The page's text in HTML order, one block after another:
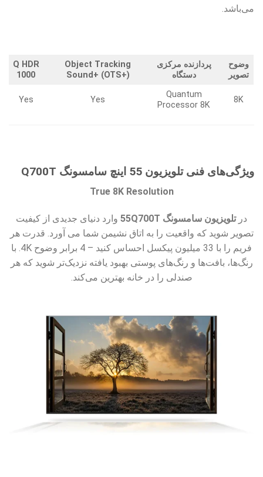
می‌باشد.
وضوح
تصویر
پردازنده مرکزی
دستگاه
Object Tracking
Sound+ (OTS+)
Q HDR
1000
8K
Quantum
Processor 8K
Yes
Yes
ویژگی‌های فنی تلویزیون 55 اینچ سامسونگ Q700T
True 8K Resolution
درتلویزیون سامسونگ 55Q700T
وارد دنیای جدیدی از کیفیت
تصویر شوید که واقعیت را به اتاق نشیمن شما می آورد. قدرت هر
فریم را با 33 میلیون پیکسل احساس کنید – 4 برابر وضوح 4K. با
رنگ‌ها، بافت‌ها و رنگ‌های پوستی بهبود یافته نزدیک‌تر شوید که هر
صندلی را در خانه بهترین می‌کند.